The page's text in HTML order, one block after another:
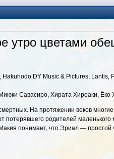
утро цветами
DY Music & Pictures, Lantis,
Савасиро, Хирата Хироаки, Ёко
На протяжении веков
потерявшего родителей
понимает, что Эриал — простой